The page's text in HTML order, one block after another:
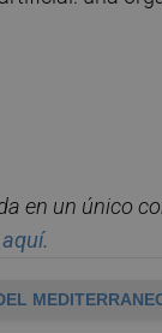
en un único
í.